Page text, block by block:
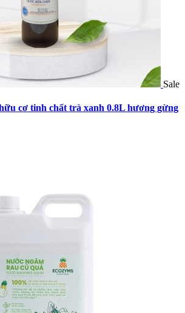
Sale
cơ tinh chất trà xanh 0.8L hương gừng